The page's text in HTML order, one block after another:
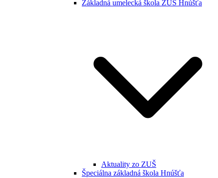
Základná umelecká škola ZUŠ Hnúšťa
Aktuality zo ZUŠ
Špeciálna základná škola Hnúšťa